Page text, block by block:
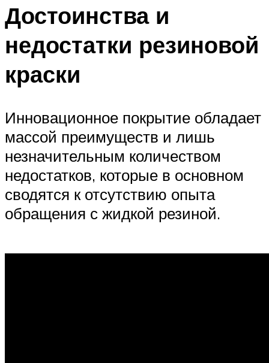
Достоинства и
недостатки резиновой
краски
Инновационное покрытие обладает
массой преимуществ и лишь
незначительным количеством
недостатков, которые в основном
сводятся к отсутствию опыта
обращения с жидкой резиной.